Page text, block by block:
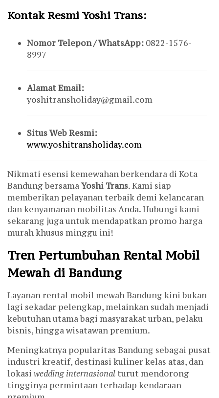
Kontak Resmi Yoshi Trans:
Nomor Telepon / WhatsApp: 0822-1576-
8997
Alamat Email:
yoshitransholiday@gmail.com
Situs Web Resmi:
www.yoshitransholiday.com
Nikmati esensi kemewahan berkendara di Kota
Bandung bersamaYoshi Trans. Kami siap
memberikan pelayanan terbaik demi kelancaran
dan kenyamanan mobilitas Anda. Hubungi kami
sekarang juga untuk mendapatkan promo harga
murah khusus minggu ini!
Tren Pertumbuhan Rental Mobil
Mewah di Bandung
Layanan rental mobil mewah Bandung kini bukan
lagi sekadar pelengkap, melainkan sudah menjadi
kebutuhan utama bagi masyarakat urban, pelaku
bisnis, hingga wisatawan premium.
Meningkatnya popularitas Bandung sebagai pusat
industri kreatif, destinasi kuliner kelas atas, dan
lokasi wedding internasional turut mendorong
tingginya permintaan terhadap kendaraan